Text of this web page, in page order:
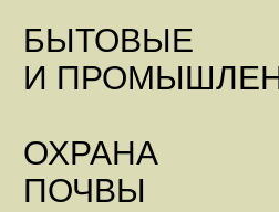
БЫТОВЫЕ
И
ОХРАНА
ПОЧВЫ